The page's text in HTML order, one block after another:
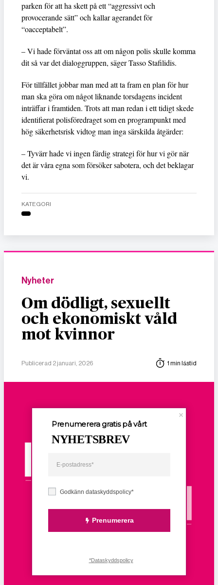
parken för att ha skett på ett “aggressivt och
provocerande sätt” och kallar agerandet för
“oacceptabelt”.
– Vi hade förväntat oss att om någon polis skulle komma
dit så var det dialoggruppen, säger Tasso Stafilidis.
För tillfället jobbar man med att ta fram en plan för hur
man ska göra om något liknande torsdagens incident
inträffar i framtiden. Trots att man redan i ett tidigt skede
identifierat polisföredraget som en programpunkt med
hög säkerhetsrisk vidtog man inga särskilda åtgärder:
– Tyvärr hade vi ingen färdig strategi för hur vi gör när
det är våra egna som försöker sabotera, och det beklagar
vi.
KATEGORI
Nyheter
Om dödligt, sexuellt
och ekonomiskt våld
mot kvinnor
Publicerad 2 januari, 2026 1 min lästid
Godkänn dataskyddspolicy*
Prenumerera
Prenumerera gratis på vårt
NYHETSBREV
*Dataskyddspolicy